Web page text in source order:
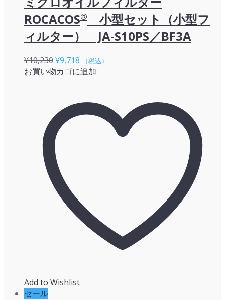
ROCACOS®
小型セット（小型フ
ィルター） JA-S10PS／BF3A
¥10,230元
の
¥10,230
で
し
た。
¥9,718 現
在
格
は
（税込）
お買い物カゴに追加
Add to Wishlist
セール